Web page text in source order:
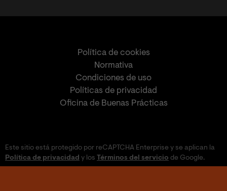
Política de cookies
Normativa
Condiciones de uso
Políticas de privacidad
Oficina de Buenas Prácticas
Este sitio está protegido por reCAPTCHA Enterprise y se aplican la
Política de privacidad y los Términos del servicio de Google.